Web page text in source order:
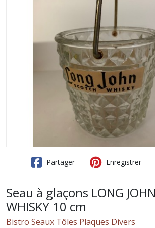
Partager Enregistrer
Seau à glaçons LONG
WHISKY 10 cm
Bistro Seaux Tôles Plaques Divers